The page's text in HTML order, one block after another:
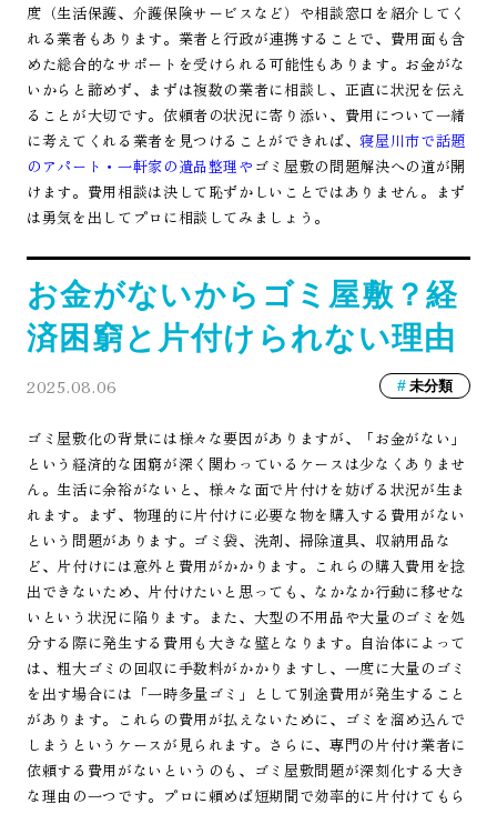
度（生活保護、介護保険サービスなど）や相談窓口を紹介してく
れる業者もあります。業者と行政が連携することで、費用面も含
めた総合的なサポートを受けられる可能性もあります。お金がな
いからと諦めず、まずは複数の業者に相談し、正直に状況を伝え
ることが大切です。依頼者の状況に寄り添い、費用について一緒
に考えてくれる業者を見つけることができれば、寝屋川市で話題
のアパート・一軒家の遺品整理や ゴミ屋敷の問題解決への道が開
けます。費用相談は決して恥ずかしいことではありません。まず
は勇気を出してプロに相談してみましょう。
お金がないからゴミ屋敷？経
済困窮と片付けられない理由
2025.08.06 未分類
ゴミ屋敷化の背景には様々な要因がありますが、「お金がない」
という経済的な困窮が深く関わっているケースは少なくありませ
ん。生活に余裕がないと、様々な面で片付けを妨げる状況が生ま
れます。まず、物理的に片付けに必要な物を購入する費用がない
という問題があります。ゴミ袋、洗剤、掃除道具、収納用品な
ど、片付けには意外と費用がかかります。これらの購入費用を捻
出できないため、片付けたいと思っても、なかなか行動に移せな
いという状況に陥ります。また、大型の不用品や大量のゴミを処
分する際に発生する費用も大きな壁となります。自治体によって
は、粗大ゴミの回収に手数料がかかりますし、一度に大量のゴミ
を出す場合には「一時多量ゴミ」として別途費用が発生すること
があります。これらの費用が払えないために、ゴミを溜め込んで
しまうというケースが見られます。さらに、専門の片付け業者に
依頼する費用がないというのも、ゴミ屋敷問題が深刻化する大き
な理由の一つです。プロに頼めば短期間で効率的に片付けてもら